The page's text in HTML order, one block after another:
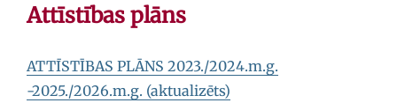
Attīstības plāns
ATTĪSTĪBAS PLĀNS 2023./2024.m.g.
-2025./2026.m.g. (aktualizēts)